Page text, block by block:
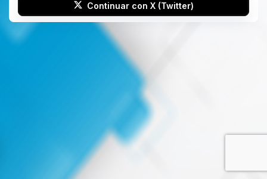
Continuar con X (Twitter)